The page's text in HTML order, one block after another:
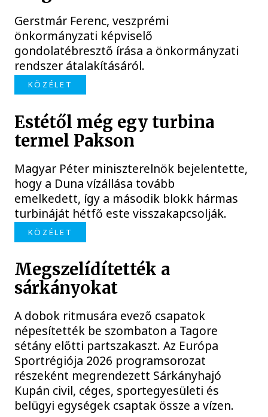
Gerstmár Ferenc, veszprémi
önkormányzati képviselő
gondolatébresztő írása a önkormányzati
rendszer átalakításáról.
KÖZÉLET
Estétől még egy turbina
termel Pakson
Magyar Péter miniszterelnök bejelentette,
hogy a Duna vízállása tovább
emelkedett, így a második blokk hármas
turbináját hétfő este visszakapcsolják.
KÖZÉLET
Megszelídítették a
sárkányokat
A dobok ritmusára evező csapatok
népesítették be szombaton a Tagore
sétány előtti partszakaszt. Az Európa
Sportrégiója 2026 programsorozat
részeként megrendezett Sárkányhajó
Kupán civil, céges, sportegyesületi és
belügyi egységek csaptak össze a vízen.